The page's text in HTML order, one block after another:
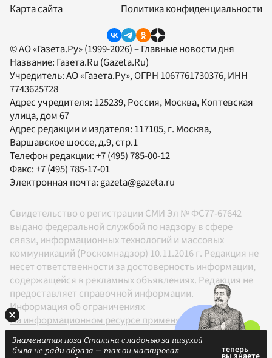
Карта сайта
Политика конфиденциальности
© АО «Газета.Ру» (1999-2026) – Главные новости дня
Название: Газета.Ru (Gazeta.Ru)
Учредитель:АО «Газета.Ру», ОГРН 1067761730376, ИНН
7743625728
Адрес учредителя: 125239, Россия, Москва, Коптевская
улица, дом 67
Адрес редакции и издателя: 117105, г. Москва,
Варшавское шоссе, д.9, стр.1
Телефон редакции:+7 (495) 785-00-12
Факс:+7 (495) 785-17-01
Электронная почта: gazeta@gazeta.ru
Свидетельство о регистрации СМИ Эл № ФС77-67642
выдано федеральной службой по надзору в сфере
связи, информационных технологий и массовых
коммуникаций (Роскомнадзор) 10.11.2016 г. Редакция не
несет ответственности за достоверность информации,
содержащейся в рекламных объявлениях. Редакция не
предоставляет справочной информации.
Информация об ограничениях
На информационном ресурсе применяются
рекомендательные технологии в соответствии с
Правилами
Знаменитая поза Сталина с ладонью за пазухой
была не ради образа — так он маскировал